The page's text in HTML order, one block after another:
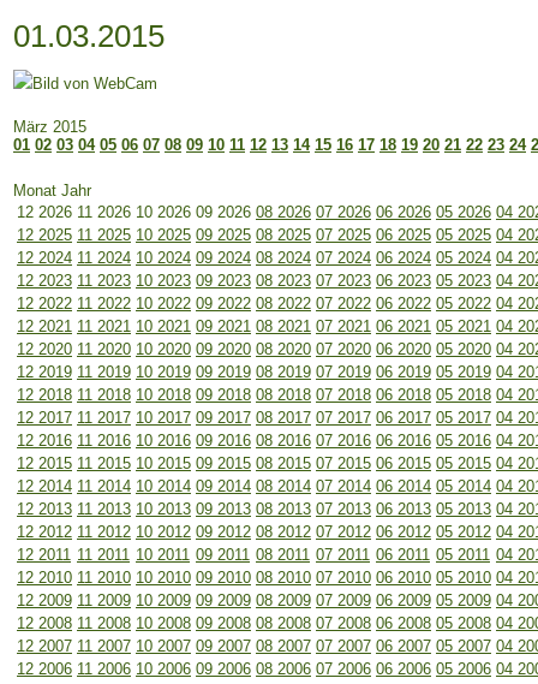
01.03.2015
März 2015
01 02 03 04 05 06 07 08 09 10 11 12 13 14 15 16 17 18 19 20 21 22 23 24
Monat Jahr
12 2026 11 2026 10 2026 09 2026 08 2026 07 2026 06 2026 05 2026 04
12 2025 11 2025 10 2025 09 2025 08 2025 07 2025 06 2025 05 2025 04
12 2024 11 2024 10 2024 09 2024 08 2024 07 2024 06 2024 05 2024 04
12 2023 11 2023 10 2023 09 2023 08 2023 07 2023 06 2023 05 2023 04
12 2022 11 2022 10 2022 09 2022 08 2022 07 2022 06 2022 05 2022 04
12 2021 11 2021 10 2021 09 2021 08 2021 07 2021 06 2021 05 2021 04
12 2020 11 2020 10 2020 09 2020 08 2020 07 2020 06 2020 05 2020 04
12 2019 11 2019 10 2019 09 2019 08 2019 07 2019 06 2019 05 2019 04
12 2018 11 2018 10 2018 09 2018 08 2018 07 2018 06 2018 05 2018 04
12 2017 11 2017 10 2017 09 2017 08 2017 07 2017 06 2017 05 2017 04
12 2016 11 2016 10 2016 09 2016 08 2016 07 2016 06 2016 05 2016 04
12 2015 11 2015 10 2015 09 2015 08 2015 07 2015 06 2015 05 2015 04
12 2014 11 2014 10 2014 09 2014 08 2014 07 2014 06 2014 05 2014 04
12 2013 11 2013 10 2013 09 2013 08 2013 07 2013 06 2013 05 2013 04
12 2012 11 2012 10 2012 09 2012 08 2012 07 2012 06 2012 05 2012 04
12 2011 11 2011 10 2011 09 2011 08 2011 07 2011 06 2011 05 2011 04
12 2010 11 2010 10 2010 09 2010 08 2010 07 2010 06 2010 05 2010 04
12 2009 11 2009 10 2009 09 2009 08 2009 07 2009 06 2009 05 2009 04
12 2008 11 2008 10 2008 09 2008 08 2008 07 2008 06 2008 05 2008 04
12 2007 11 2007 10 2007 09 2007 08 2007 07 2007 06 2007 05 2007 04
12 2006 11 2006 10 2006 09 2006 08 2006 07 2006 06 2006 05 2006 04